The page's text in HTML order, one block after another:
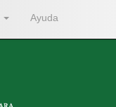
Ayuda